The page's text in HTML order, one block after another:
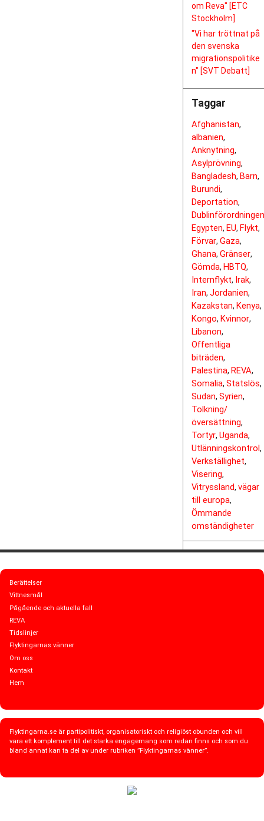
om Reva" [ETC
Stockholm]
"Vi har tröttnat på
den svenska
migrationspolitike
n" [SVT Debatt]
Taggar
Afghanistan,
albanien,
Anknytning,
Asylprövning,
Bangladesh, Barn,
Burundi,
Deportation,
Egypten, EU, Flykt,
Förvar,Gaza,
Ghana,Gränser,
Gömda, HBTQ,
Internflykt, Irak,
Iran,Jordanien,
Kazakstan, Kenya,
Kongo, Kvinnor,
Libanon,
Offentliga
biträden,
Palestina, REVA,
Somalia,Statslös,
Sudan,Syrien,
Tolkning/
översättning,
Tortyr,Uganda,
Utlänningskontrol,
Verkställighet,
Visering,
Vitryssland,vägar
till europa,
Ömmande
omständigheter
Berättelser
Vittnesmål
Pågående och aktuella fall
REVA
Tidslinjer
Flyktingarnas vänner
Om oss
Kontakt
Hem
Flyktingarna.se är partipolitiskt, organisatoriskt och religiöst obunden och vill
vara ett komplement till det starka engagemang som redan finns och som du
bland annat kan ta del av under rubriken ”Flyktingarnas vänner”.